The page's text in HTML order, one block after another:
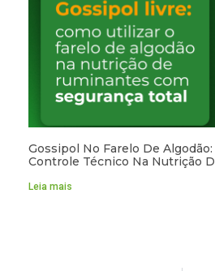
Gossipol No Farelo De
Controle Técnico Na Nutrição
Leia mais